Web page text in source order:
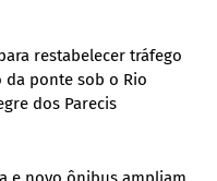
restabelecer tráfego
da ponte sob o Rio
dos Parecis